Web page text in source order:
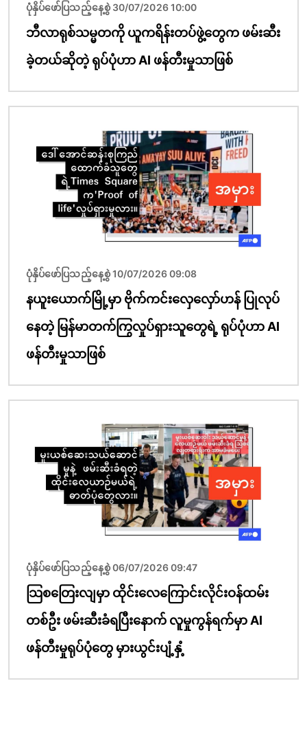
ပုံနှိပ်ဖော်ပြသည့်နေ့စွဲ 30/07/2026 10:00
ဘီလာရုစ်သမ္မတကို ယူကရိန်းတပ်ဖွဲ့တွေက ဖမ်းဆီး
ခဲ့တယ်ဆိုတဲ့ ရုပ်ပုံဟာ AI ဖန်တီးမှုသာဖြစ်
ပုံနှိပ်ဖော်ပြသည့်နေ့စွဲ 10/07/2026 09:08
နယူးယောက်မြို့မှာ ဗိုက်ကင်းလှေလှော်ဟန် ပြုလုပ်
နေတဲ့ မြန်မာတက်ကြွလှုပ်ရှားသူတွေရဲ့ ရုပ်ပုံဟာ AI
ဖန်တီးမှုသာဖြစ်
ပုံနှိပ်ဖော်ပြသည့်နေ့စွဲ 06/07/2026 09:47
သြစတြေးလျမှာ ထိုင်းလေကြောင်းလိုင်းဝန်ထမ်း
တစ်ဦး ဖမ်းဆီးခံရပြီးနောက် လူမှုကွန်ရက်မှာ AI
ဖန်တီးမှုရုပ်ပုံတွေ မှားယွင်းပျံ့နှံ့